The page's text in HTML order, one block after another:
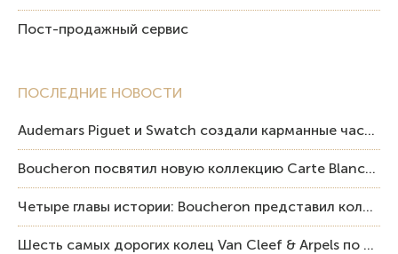
ПОСЛЕДНИЕ НОВОСТИ
Audemars Piguet и Swatch создали карманные часы в эстетике Royal Oak и Pop Art
Boucheron посвятил новую коллекцию Carte Blanche Human Being человеку и силе мастерства
Четыре главы истории: Boucheron представил коллекцию «Nom: Boucheron, Prénom: Frédéric»
Шесть самых дорогих колец Van Cleef & Arpels по итогам аукционов Sotheby’s
Пост-продажный сервис